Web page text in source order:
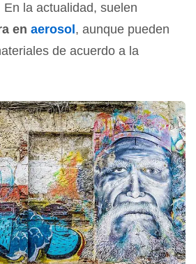
la actualidad, suelen
en aerosol , aunque pueden
de acuerdo a la